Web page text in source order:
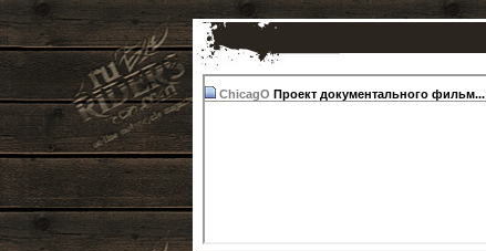
ChicagO Проект документального фильм...